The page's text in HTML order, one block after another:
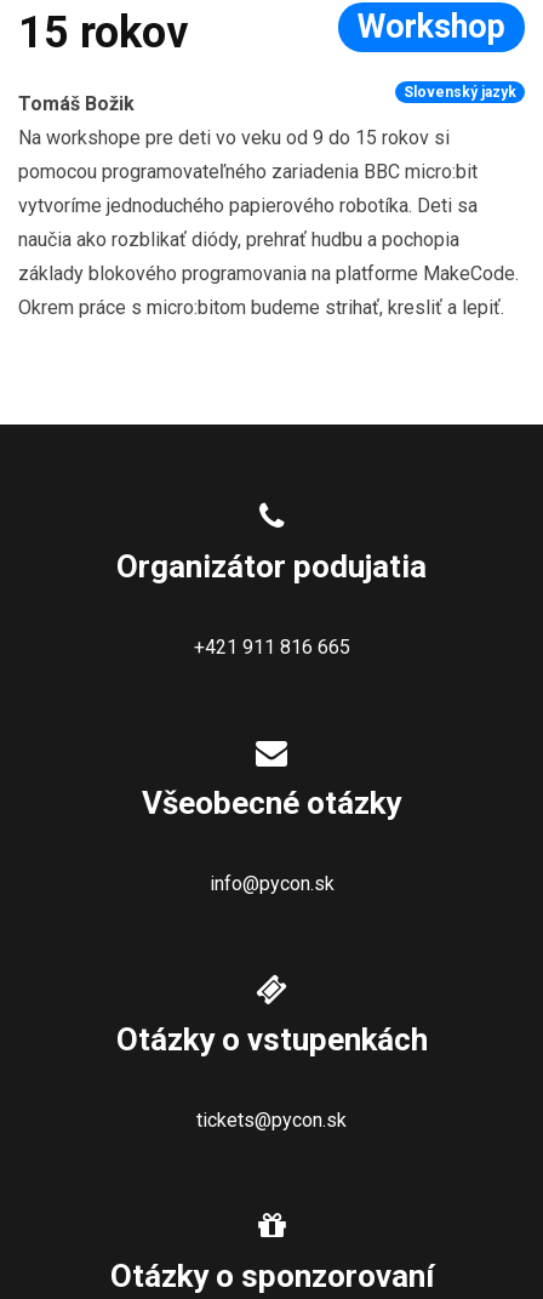
15 rokov
Workshop
Slovenský jazyk
Tomáš Božik
Na workshope pre deti vo veku od 9 do 15 rokov si
pomocou programovateľného zariadenia BBC micro:bit
vytvoríme jednoduchého papierového robotíka. Deti sa
naučia ako rozblikať diódy, prehrať hudbu a pochopia
základy blokového programovania na platforme MakeCode.
Okrem práce s micro:bitom budeme strihať, kresliť a lepiť.
Organizátor podujatia
+421 911 816 665
Všeobecné otázky
info@pycon.sk
Otázky o vstupenkách
tickets@pycon.sk
Otázky o sponzorovaní